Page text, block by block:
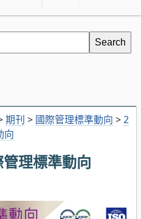
期刊 > 國際管理標準動向 >2
向
理標準動向